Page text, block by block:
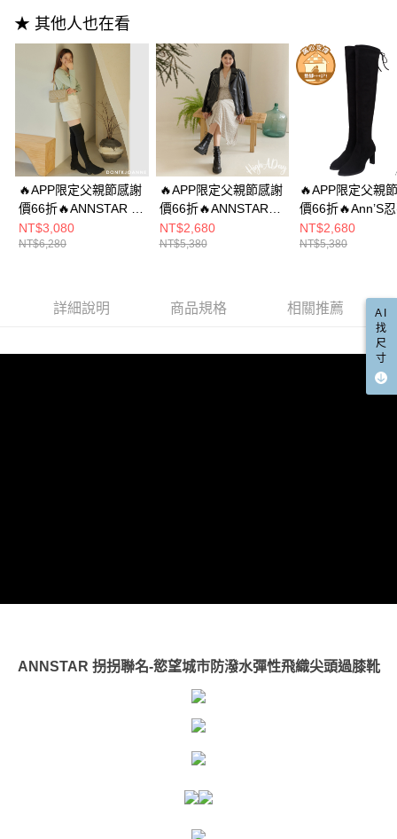
５．嚴禁一人註冊多個帳號或使用他人資訊註冊。若發現惡意使用之情形，
恩沛科技股份有限公司將有權停止該用戶之使用額度並採取法律行動。
★ 其他人也在看
🔥APP限定父親節感謝
價66折🔥ANNSTAR 末
羊子聯名-清新素雅防
潑水飛織顯瘦貼腿過膝
NT$3,080
NT$6,280
🔥APP限定父親節感謝
價66折🔥ANNSTAR
High a day聯名-沉迷
時髦防潑水彈力飛織綁
NT$2,680
NT$5,380
🔥APP限定父親
價66折🔥Ann’S
回頭-防水絨布
細扁高跟過膝靴
NT$2,680
NT$5,380
詳細說明 商品規格 相關推薦
ANNSTAR 拐拐聯名-慾望城市防潑水彈性飛織尖頭過膝靴
AI
找
尺
寸